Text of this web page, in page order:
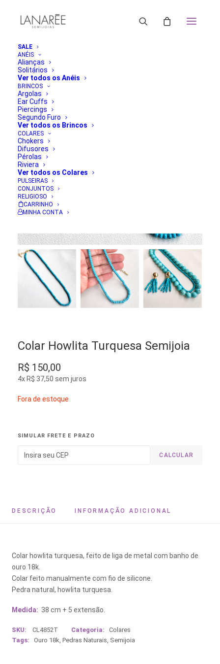
SALE
ANÉIS
Alianças
Solitários
Ver todos os Anéis
BRINCOS
Argolas
Ear Cuffs
Piercings
Segundo Furo
Ver todos os Brincos
COLARES
Chokers
Difusores
Pérolas
Riviera
Ver todos os Colares
PULSEIRAS
CONJUNTOS
RELIGIOSO
CARRINHO
MINHA CONTA
Colar Howlita Turquesa Semijoia
R$ 150,00
4x R$ 37,50 sem juros
Fora de estoque
SIMULAR FRETE E PRAZO
CALCULAR
DESCRIÇÃO INFORMAÇÃO ADICIONAL
Colar howlita turquesa, feito de liga de metal com banho de
ouro 18k.
Colar feito manualmente com fio de silicone.
Pedra natural, howlita turquesa.
Medida: 38 cm + 5 extensão.
SKU: CL4852T Categoria:
Colares
Tags:
Ouro 18k, Pedras Naturais, Semijoia